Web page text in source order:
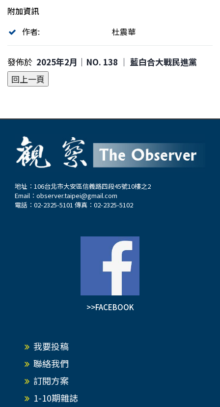
附加資訊
作者:
杜震華
發佈於 2025年2月｜NO. 138 │ 藍白合大戰民進黨
地址：106台北市大安區信義路四段45號10樓之2
Email： observer.taipei@gmail.com
電話：02-2325-5101 傳真：02-2325-5102
>>FACEBOOK
我要投稿
聯絡我們
訂閱方案
1-10期雜誌